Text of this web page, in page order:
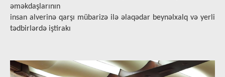
əməkdaşlarının
insan alverinə qarşı mübarizə ilə əlaqədar beynəlxalq və yerli
tədbirlərdə iştirakı